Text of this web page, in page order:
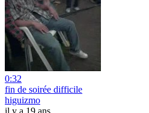
0:32
fin de soirée difficile
higuizmo